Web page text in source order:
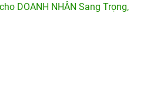
DOANH NHÂN Sang Trọng,